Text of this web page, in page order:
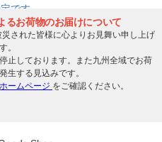
です。
※お取寄せ商品は対象外